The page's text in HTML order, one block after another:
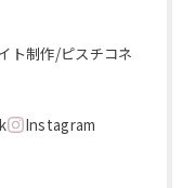
ト制作/ピスチコネ